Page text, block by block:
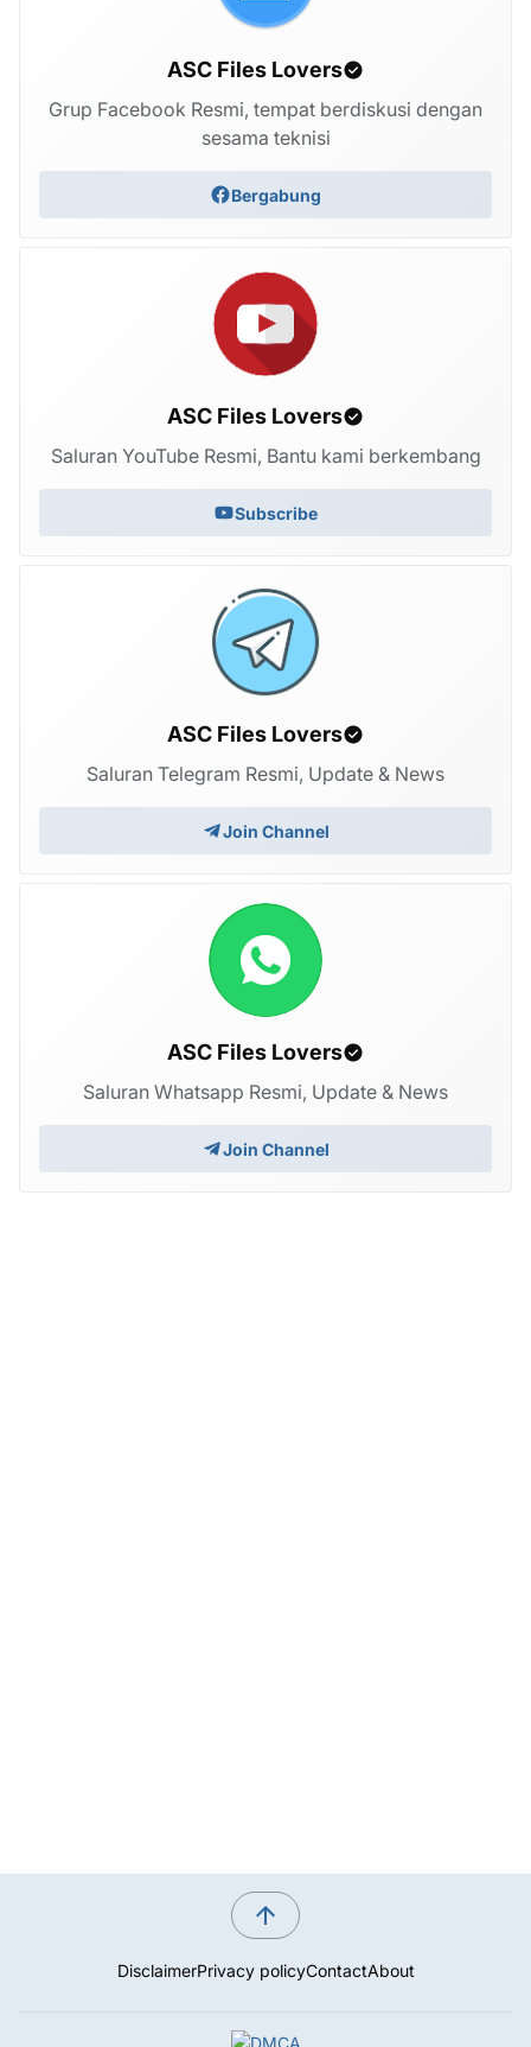
ASC Files Lovers
Grup Facebook Resmi, tempat berdiskusi dengan
sesama teknisi
Bergabung
ASC Files Lovers
Saluran YouTube Resmi, Bantu kami berkembang
Subscribe
ASC Files Lovers
Saluran Telegram Resmi, Update & News
Join Channel
ASC Files Lovers
Saluran Whatsapp Resmi, Update & News
Join Channel
DisclaimerPrivacy policyContactAbout